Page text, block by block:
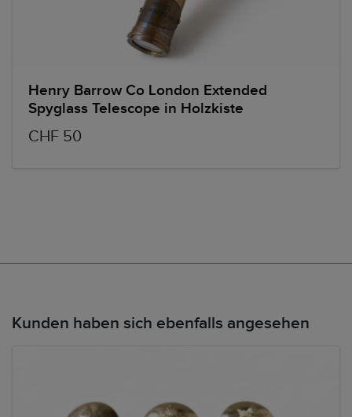
Henry Barrow Co London Extended
Spyglass Telescope in Holzkiste
CHF 50
Kunden haben sich ebenfalls angesehen